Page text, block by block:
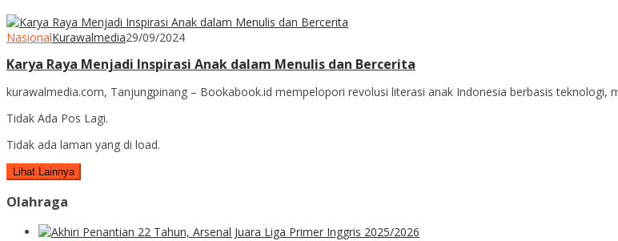
NasionalKurawalmedia29/09/2024
Karya Raya Menjadi Inspirasi Anak dalam Menulis dan Bercerita
kurawalmedia.com, Tanjungpinang – Bookabook.id mempelopori revolusi literasi anak Indonesia berbasis teknologi,
Tidak Ada Pos Lagi.
Tidak ada laman yang di load.
Lihat Lainnya
Olahraga